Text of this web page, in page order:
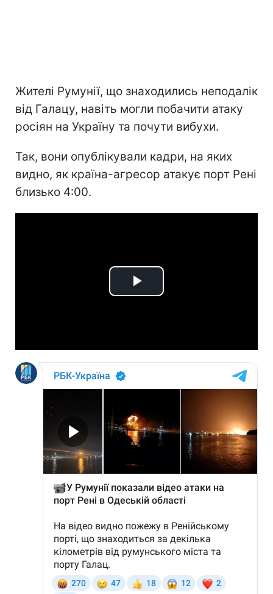
Жителі Румунії, що знаходились неподалік
від Галацу, навіть могли побачити атаку
росіян на Україну та почути вибухи.
Так, вони опублікували кадри, на яких
видно, як країна-агресор атакує порт Рені
близько 4:00.
Play